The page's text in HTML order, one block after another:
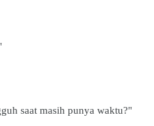
saat masih punya waktu?"